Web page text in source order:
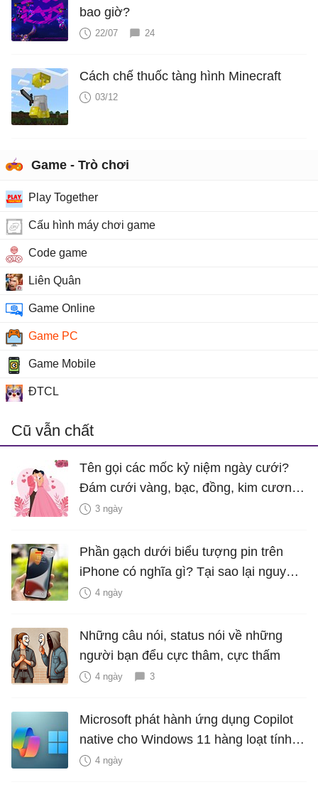
bao giờ?
22/07 24
Cách chế thuốc tàng hình Minecraft
03/12
Game - Trò chơi
Play Together
Cấu hình máy chơi game
Code game
Liên Quân
Game Online
Game PC
Game Mobile
ĐTCL
Cũ vẫn chất
Tên gọi các mốc kỷ niệm ngày cưới?
Đám cưới vàng, bạc, đồng, kim cương
là bao nhiêu năm?
3 ngày
Phần gạch dưới biểu tượng pin trên
iPhone có nghĩa gì? Tại sao lại nguy
hiểm?
4 ngày
Những câu nói, status nói về những
người bạn đểu cực thâm, cực thấm
4 ngày 3
Microsoft phát hành ứng dụng Copilot
native cho Windows 11 hàng loạt tính
năng mới Hữu Ích
4 ngày